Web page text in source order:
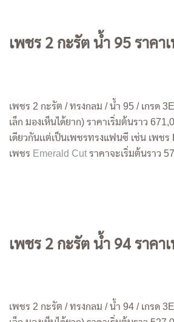
เพชร 2 กะรัต น้ำ 95 ราคาเ
เพชร 2 กะรัต / ทรงกลม / น้ำ 95 / เกรด
เล็ก มองเห็นได้ยาก) ราคาเริ่มต้นราว
เดียวกันเเต่เป็นเพชรทรงแฟนซี เช่น เพช
เพชร Emerald Cut ราคาจะเริ่มต้นราว
เพชร 2 กะรัต น้ำ 94 ราคาเ
เพชร 2 กะรัต / ทรงกลม / น้ำ 94 / เกรด